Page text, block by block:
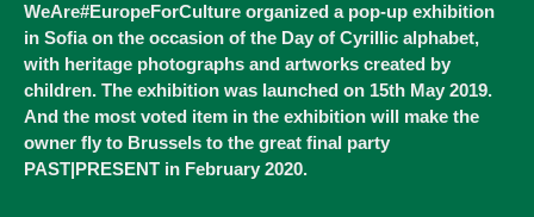
WeAre#EuropeForCulture organized a pop-up exhibition
in Sofia on the occasion of the Day of Cyrillic alphabet,
with heritage photographs and artworks created by
children. The exhibition was launched on 15th May 2019.
And the most voted item in the exhibition will make the
owner fly to Brussels to the great final party
PAST|PRESENT in February 2020.